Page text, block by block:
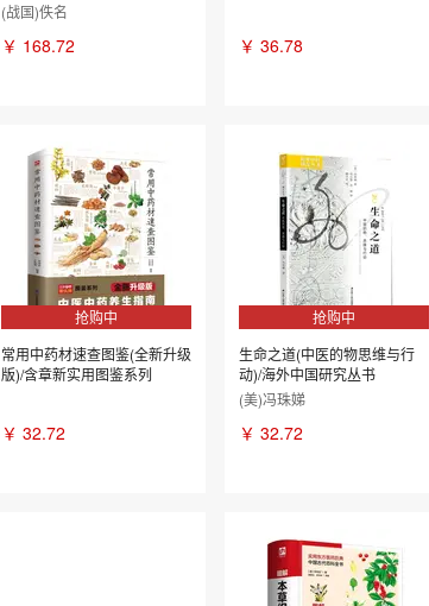
(战国)佚名
￥ 168.72 ￥ 36.78
抢购中
常用中药材速查图鉴(全新升级
版)/含章新实用图鉴系列
￥ 32.72
抢购中
生命之道(中医的物思维与行
动)/海外中国研究丛书
(美)冯珠娣
￥ 32.72